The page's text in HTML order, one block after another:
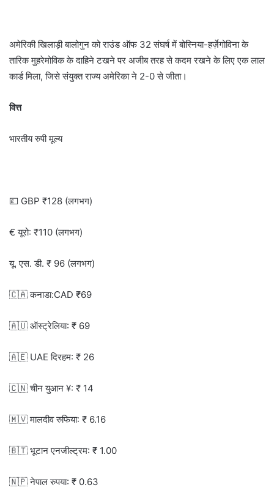
अमेरिकी खिलाड़ी बालोगुन को राउंड ऑफ 32 संघर्ष में बोस्निया-हर्ज़ेगोविना के
तारिक मुहरेमोविक के दाहिने टखने पर अजीब तरह से कदम रखने के लिए एक लाल
कार्ड मिला, जिसे संयुक्त राज्य अमेरिका ने 2-0 से जीता।
वित्त
भारतीय रुपी मूल्य
💷 GBP ₹128 (लगभग)
€ यूरो: ₹110 (लगभग)
यू. एस. डी. ₹ 96 (लगभग)
🇨🇦 कनाडा:CAD ₹69
🇦🇺 ऑस्ट्रेलिया: ₹ 69
🇦🇪 UAE दिरहम: ₹ 26
🇨🇳 चीन युआन ¥: ₹ 14
🇲🇻 मालदीव रुफिया: ₹ 6.16
🇧🇹 भूटान एनजील्ट्रम: ₹ 1.00
🇳🇵 नेपाल रुपया: ₹ 0.63